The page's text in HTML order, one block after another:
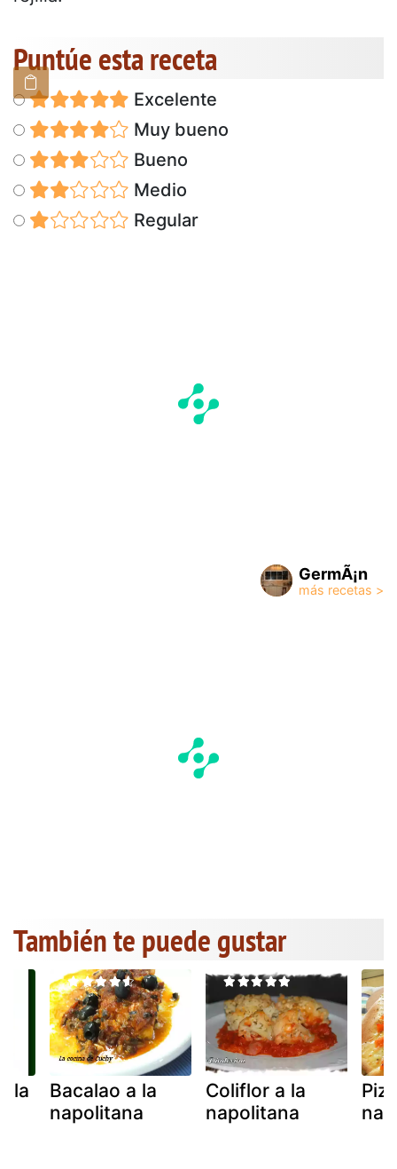
Puntúe esta receta
Excelente
Muy bueno
Bueno
Medio
Regular
GermÃ¡n
También te puede gustar
la
Bacalao a la
napolitana
Coliflor a la
napolitana